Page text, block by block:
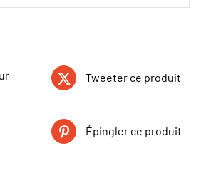
Tweeter ce produit
Épingler ce produit